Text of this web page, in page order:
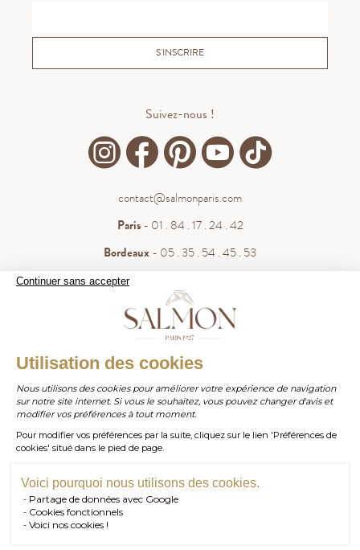
Continuer sans accepter
Utilisation des cookies
Nous utilisons des cookies pour améliorer votre expérience de navigation
sur notre site internet. Si vous le souhaitez, vous pouvez changer d'avis et
modifier vos préférences à tout moment.
Pour modifier vos préférences par la suite, cliquez sur le lien 'Préférences de
cookies' situé dans le pied de page.
Voici pourquoi nous utilisons des cookies.
Partage de données avec Google
Cookies fonctionnels
Voici nos cookies !
WHATSAPP
E-MAIL contact@salmonparis.com
TÉL PARIS
RDV SHOWROOM
S'INSCRIRE
Suivez-nous !
contact@salmonparis.com
Paris- 01 . 84 . 17 . 24 . 42
Bordeaux- 05 . 35 . 54 . 45 . 53
WhatsApp
Paiement sécurisé
© Salmon Paris 2026 — Tous droits réservés.